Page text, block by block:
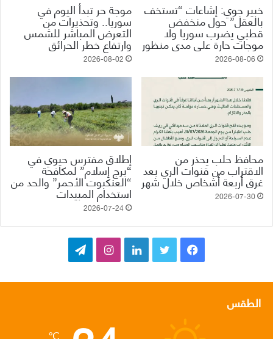
خبير جوي: إشاعات “تستخف
بالعقل” حول منخفض
قطبي يضرب سوريا ولا
موجات حارة على مدى منظور
2026-08-06
موجة حر تبدأ اليوم في
سوريا.. وتحذيرات من
التعرض المباشر للشمس
وارتفاع خطر الحرائق
2026-08-02
محافظ حلب يحذر من
الاقتراب من قنوات الري بعد
غرق أربعة أشخاص خلال شهر
2026-07-30
إطلاق مفترس حيوي في
“برج إسلام” لمكافحة
“العنكبوت الأحمر” والحد من
استخدام المبيدات
2026-07-24
ب
الطقس
℃